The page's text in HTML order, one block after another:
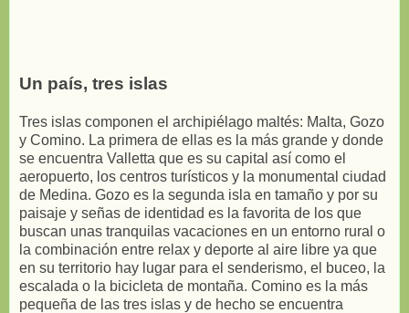
Un país, tres islas
Tres islas componen el archipiélago maltés: Malta, Gozo
y Comino. La primera de ellas es la más grande y donde
se encuentra Valletta que es su capital así como el
aeropuerto, los centros turísticos y la monumental ciudad
de Medina. Gozo es la segunda isla en tamaño y por su
paisaje y señas de identidad es la favorita de los que
buscan unas tranquilas vacaciones en un entorno rural o
la combinación entre relax y deporte al aire libre ya que
en su territorio hay lugar para el senderismo, el buceo, la
escalada o la bicicleta de montaña. Comino es la más
pequeña de las tres islas y de hecho se encuentra